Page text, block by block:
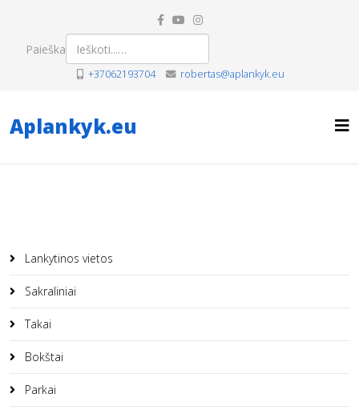
Paieška
+37062193704 robertas@aplankyk.eu
Aplankyk.eu
Lankytinos vietos
Sakraliniai
Takai
Bokštai
Parkai